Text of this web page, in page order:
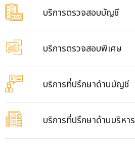
บริการตรวจสอบบัญชี
บริการตรวจสอบพิเศษ
บริการที่ปรึกษาด้านบัญชี
บริการที่ปรึกษาด้านบริหาร